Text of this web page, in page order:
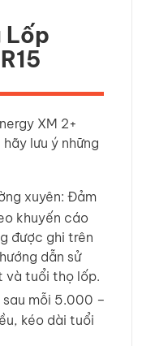
Lốp
XM 2+
lưu ý những
xuyên: Đảm
khuyến cáo
được ghi trên
dẫn sử
và tuổi thọ lốp.
mỗi 5.000 –
kéo dài tuổi